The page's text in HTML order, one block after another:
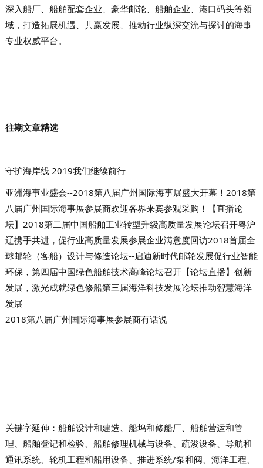
深入船厂、船舶配套企业、豪华邮轮、船舶企业、港口码头等领
域，打造拓展机遇、共赢发展、推动行业纵深交流与探讨的海事
专业权威平台。
往期文章精选
守护海岸线 2019我们继续前行
亚洲海事业盛会--2018第八届广州国际海事展盛大开幕！ 2018第
八届广州国际海事展参展商欢迎各界来宾参观采购！
【直播论
坛】2018第二届中国船舶工业转型升级高质量发展论坛召开粤沪
辽携手共进，促行业高质量发展参展企业满意度回访2018首届全
球邮轮（客船）设计与修造论坛--启迪新时代邮轮发展促行业智能
环保，第四届中国绿色船舶技术高峰论坛召开【论坛直播】创新
发展，激光成就绿色修船第三届海洋科技发展论坛推动智慧海洋
发展
2018第八届广州国际海事展参展商有话说
关键字延伸：船舶设计和建造、船坞和修船厂、船舶营运和管
理、船舶登记和检验、船舶修理机械与设备、疏浚设备、导航和
通讯系统、轮机工程和船用设备、推进系统/泵和阀、海洋工程、